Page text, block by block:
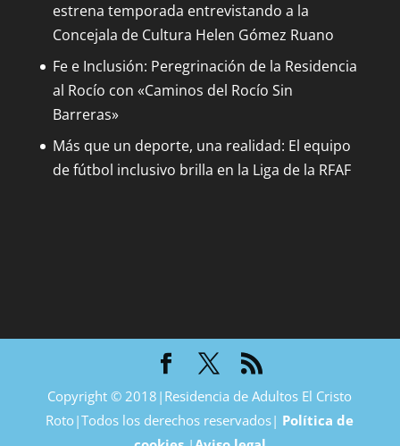
estrena temporada entrevistando a la
Concejala de Cultura Helen Gómez Ruano
Fe e Inclusión: Peregrinación de la Residencia
al Rocío con «Caminos del Rocío Sin
Barreras»
Más que un deporte, una realidad: El equipo
de fútbol inclusivo brilla en la Liga de la RFAF
Copyright © 2018|Residencia de Adultos El Cristo
Roto|Todos los derechos reservados| Política de